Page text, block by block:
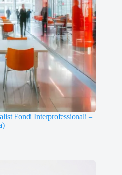
Fondi Interprofessionali –